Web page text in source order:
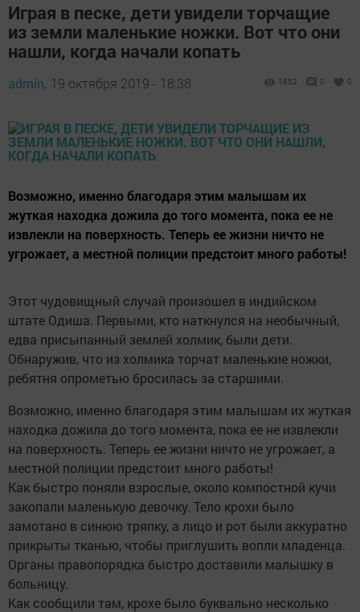
Играя в песке, дети увидели торчащие
из земли маленькие ножки. Вот что они
нашли, когда начали копать
admin, 19 октября 2019 - 18:38 1852 0 0
Возможно, именно благодаря этим малышам их
жуткая находка дожила до того момента, пока ее не
извлекли на поверхность. Теперь ее жизни ничто не
угрожает, а местной полиции предстоит много работы!
Этот чудовищный случай произошел в индийском
штате Одиша. Первыми, кто наткнулся на необычный,
едва присыпанный землей холмик, были дети.
Обнаружив, что из холмика торчат маленькие ножки,
ребятня опрометью бросилась за старшими.
Возможно, именно благодаря этим малышам их жуткая
находка дожила до того момента, пока ее не извлекли
на поверхность. Теперь ее жизни ничто не угрожает, а
местной полиции предстоит много работы!
Как быстро поняли взрослые, около компостной кучи
закопали маленькую девочку. Тело крохи было
замотано в синюю тряпку, а лицо и рот были аккуратно
прикрыты тканью, чтобы приглушить вопли младенца.
Органы правопорядка быстро доставили малышку в
больницу.
Как сообщили там, крохе было буквально несколько